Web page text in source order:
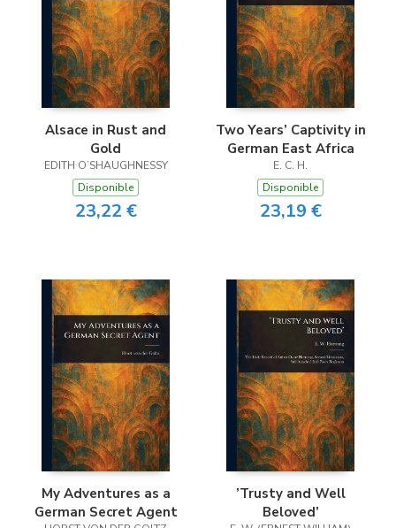
Alsace in Rust and
Gold
EDITH O’SHAUGHNESSY
Disponible
23,22 €
Two Years’ Captivity in
German East Africa
E. C. H.
Disponible
23,19 €
My Adventures as a
German Secret Agent
’Trusty and Well
Beloved’